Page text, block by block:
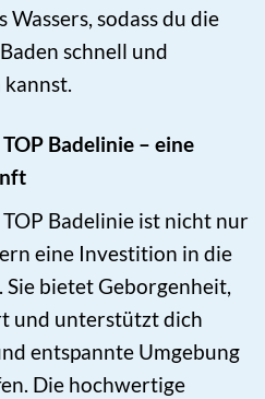
sodass du die
schnell und
Badelinie – eine
Badelinie ist nicht nur
eine Investition in die
bietet Geborgenheit,
und unterstützt dich
entspannte Umgebung
Die hochwertige